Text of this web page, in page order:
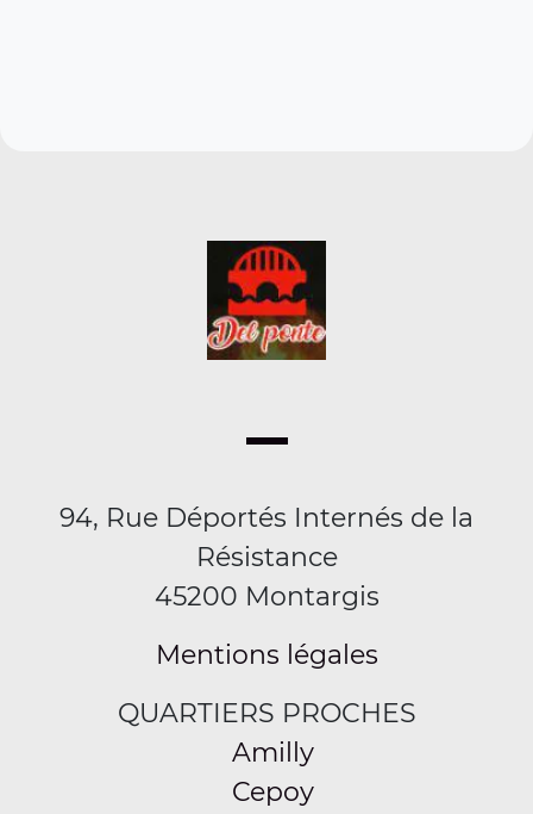
94, Rue Déportés Internés de la
Résistance
45200 Montargis
Mentions légales
QUARTIERS PROCHES
Amilly
Cepoy